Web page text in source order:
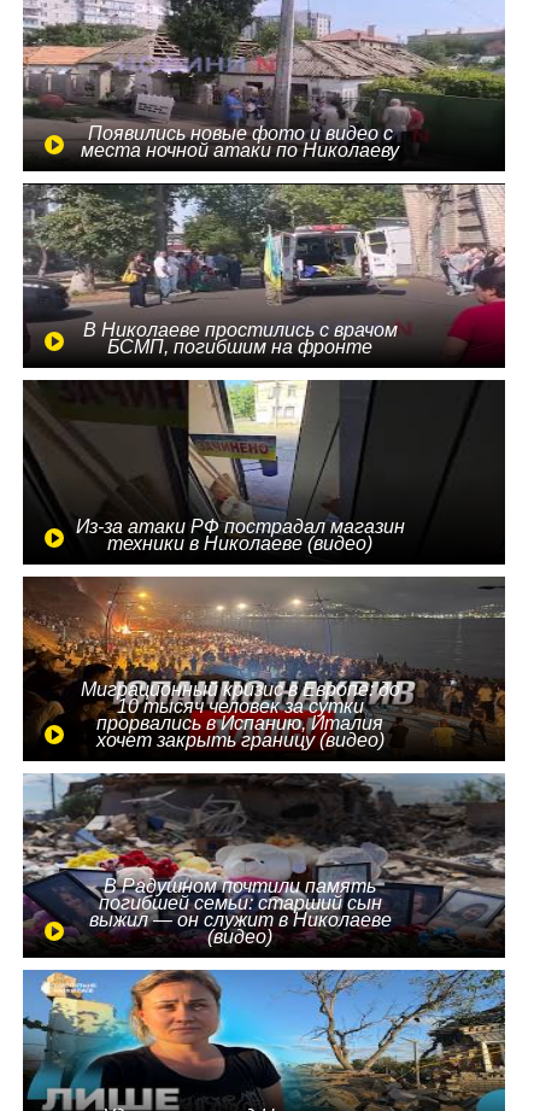
Появились новые фото и видео с
места ночной атаки по Николаеву
В Николаеве простились с врачом
БСМП, погибшим на фронте
Из-за атаки РФ пострадал магазин
техники в Николаеве (видео)
Миграционный кризис в Европе: до
10 тысяч человек за сутки
прорвались в Испанию, Италия
хочет закрыть границу (видео)
В Радушном почтили память
погибшей семьи: старший сын
выжил — он служит в Николаеве
(видео)